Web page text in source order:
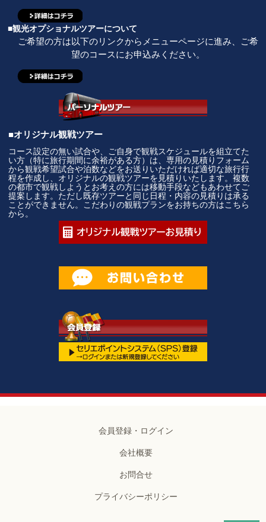
■観光オプショナルツアーについて
ご希望の方は以下のリンクからメニューページに進み、ご希
望のコースにお申込みください。
■オリジナル観戦ツアー
コース設定の無い試合や、ご自身で観戦スケジュールを組立てた
い方（特に旅行期間に余裕がある方）は、専用の見積りフォーム
から観戦希望試合や泊数などをお送りいただければ適切な旅行行
程を作成し、オリジナルの観戦ツアーを見積りいたします。複数
の都市で観戦しようとお考えの方には移動手段などもあわせてご
提案します。ただし既存ツアーと同じ日程・内容の見積りは承る
ことができません。こだわりの観戦プランをお持ちの方はこちら
から。
会員登録・ログイン
会社概要
お問合せ
プライバシーポリシー